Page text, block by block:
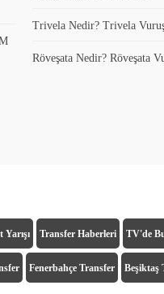
Trivela Nedir? Trivela
Röveşata Nedir? Röveşata
Yarışı Transfer Haberleri TV'de
Fenerbahçe Transfer Beşiktaş